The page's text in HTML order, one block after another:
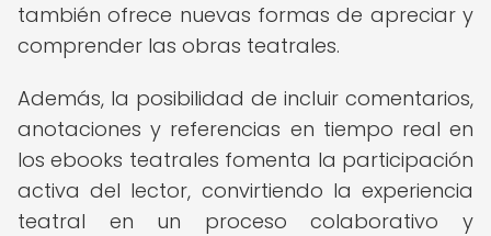
también ofrece nuevas formas de apreciar y
comprender las obras teatrales.
Además, la posibilidad de incluir comentarios,
anotaciones y referencias en tiempo real en
los ebooks teatrales fomenta la participación
activa del lector, convirtiendo la experiencia
teatral en un proceso colaborativo y